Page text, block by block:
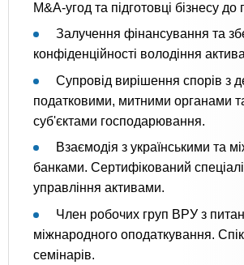
M&A-угод та підготовці бізнесу до
Залучення фінансування та
конфіденційності володіння
Супровід вирішення спорів з
податковими, митними органами
суб'єктами господарювання.
Взаємодія з українськими та
банками. Сертифікований
управління активами.
Член робочих груп ВРУ з
міжнародного оподаткування.
семінарів.